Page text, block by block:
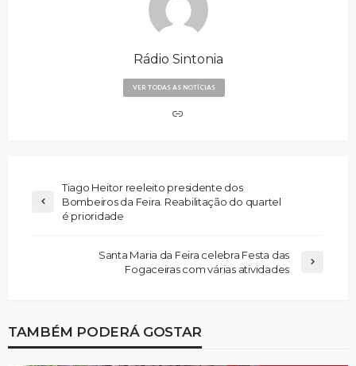
Rádio Sintonia
VER TODAS AS NOTÍCIAS
Tiago Heitor reeleito presidente dos
Bombeiros da Feira. Reabilitação do quartel
é prioridade
Santa Maria da Feira celebra Festa das
Fogaceiras com várias atividades
TAMBÉM PODERÁ GOSTAR